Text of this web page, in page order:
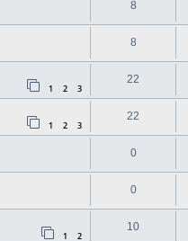
8
8
1 2 3
22
1 2 3
22
0
0
1 2
10